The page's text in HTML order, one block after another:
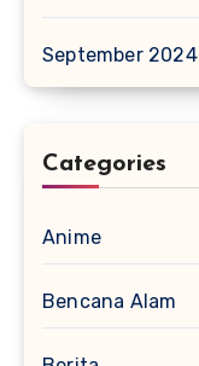
September 2024
Categories
Anime
Bencana Alam